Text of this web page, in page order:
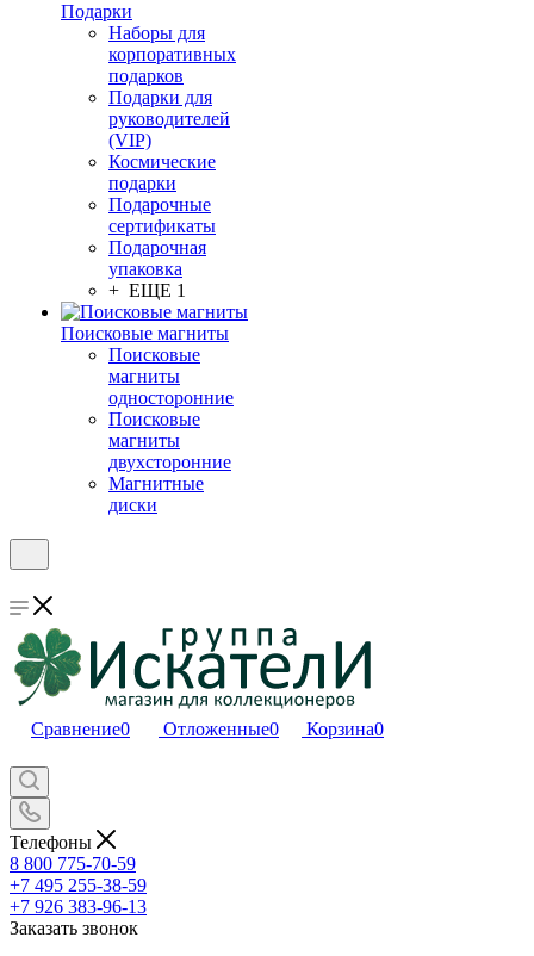
Подарки
Наборы для
корпоративных
подарков
Подарки для
руководителей
(VIP)
Космические
подарки
Подарочные
сертификаты
Подарочная
упаковка
+ ЕЩЕ 1
Поисковые магниты
Поисковые
магниты
односторонние
Поисковые
магниты
двухсторонние
Магнитные
диски
Сравнение0 Отложенные0 Корзина0
Телефоны
8 800 775-70-59
+7 495 255-38-59
+7 926 383-96-13
Заказать звонок